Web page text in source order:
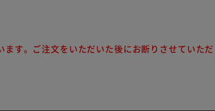
す。ご注文をいただいた後にお断りさせていただ